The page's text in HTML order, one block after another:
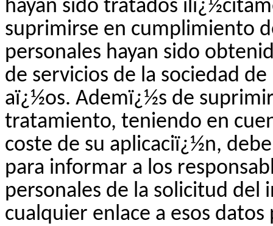
hayan sido tratados
suprimirse en cumplimiento
personales hayan sido
de servicios de la sociedad
aï¿½os. Ademï¿½s de
tratamiento, teniendo en
coste de su aplicaciï¿½n,
para informar a los
personales de la solicitud
cualquier enlace a esos datos